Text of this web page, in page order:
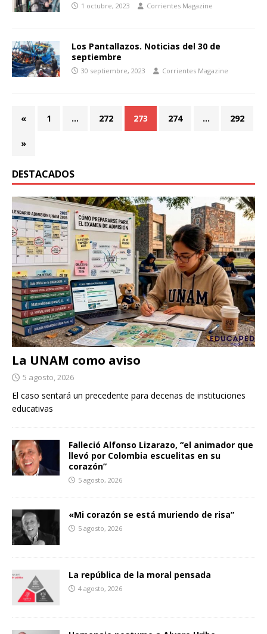
1 octubre, 2023 Corrientes Magazine
Los Pantallazos. Noticias del 30 de
septiembre
30 septiembre, 2023 Corrientes Magazine
« 1 … 272 273 274 … 292
»
DESTACADOS
La UNAM como aviso
5 agosto, 2026
El caso sentará un precedente para decenas de instituciones
educativas
Falleció Alfonso Lizarazo, “el animador que
llevó por Colombia escuelitas en su
corazón”
5 agosto, 2026
«Mi corazón se está muriendo de risa”
5 agosto, 2026
La república de la moral pensada
4 agosto, 2026